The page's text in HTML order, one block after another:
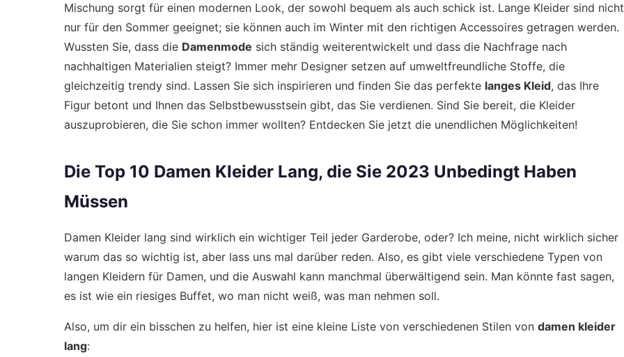
Mischung sorgt für einen modernen Look, der sowohl bequem als auch schick ist. Lange Kleider sind nicht
nur für den Sommer geeignet; sie können auch im Winter mit den richtigen Accessoires getragen werden.
Wussten Sie, dass die Damenmode sich ständig weiterentwickelt und dass die Nachfrage nach
nachhaltigen Materialien steigt? Immer mehr Designer setzen auf umweltfreundliche Stoffe, die
gleichzeitig trendy sind. Lassen Sie sich inspirieren und finden Sie das perfekte langes Kleid, das Ihre
Figur betont und Ihnen das Selbstbewusstsein gibt, das Sie verdienen. Sind Sie bereit, die Kleider
auszuprobieren, die Sie schon immer wollten? Entdecken Sie jetzt die unendlichen Möglichkeiten!
Die Top 10 Damen Kleider Lang, die Sie 2023 Unbedingt Haben
Müssen
Damen Kleider lang sind wirklich ein wichtiger Teil jeder Garderobe, oder? Ich meine, nicht wirklich sicher
warum das so wichtig ist, aber lass uns mal darüber reden. Also, es gibt viele verschiedene Typen von
langen Kleidern für Damen, und die Auswahl kann manchmal überwältigend sein. Man könnte fast sagen,
es ist wie ein riesiges Buffet, wo man nicht weiß, was man nehmen soll.
Also, um dir ein bisschen zu helfen, hier ist eine kleine Liste von verschiedenen Stilen von damen kleider
lang: